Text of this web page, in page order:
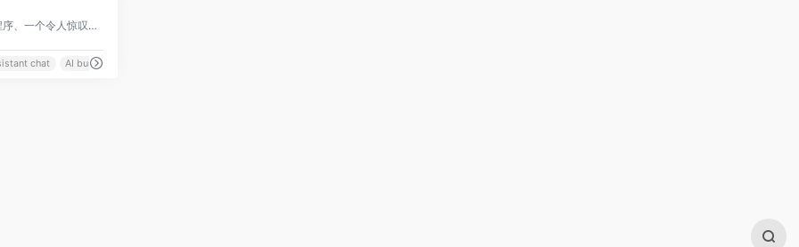
一个完整的全堆栈应用程序、一个令人惊叹的演示文稿或者专业级的写作ーー然后立即得到结果
chat AI business plan presentation